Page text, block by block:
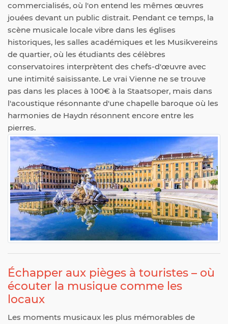
commercialisés, où l'on entend les mêmes œuvres
jouées devant un public distrait. Pendant ce temps, la
scène musicale locale vibre dans les églises
historiques, les salles académiques et les Musikvereins
de quartier, où les étudiants des célèbres
conservatoires interprètent des chefs-d'œuvre avec
une intimité saisissante. Le vrai Vienne ne se trouve
pas dans les places à 100€ à la Staatsoper, mais dans
l'acoustique résonnante d'une chapelle baroque où les
harmonies de Haydn résonnent encore entre les
pierres.
Échapper aux pièges à touristes – où
écouter la musique comme les
locaux
Les moments musicaux les plus mémorables de